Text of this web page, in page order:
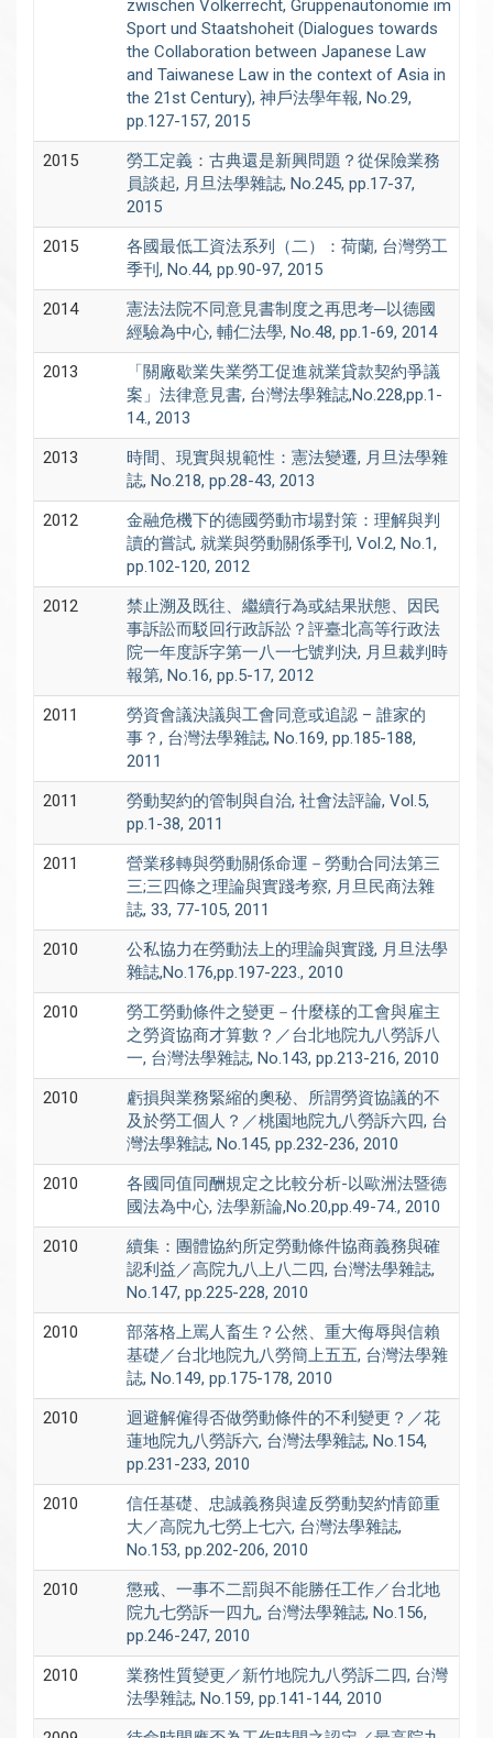
zwischen Volkerrecht, Gruppenautonomie im
Sport und Staatshoheit (Dialogues towards
the Collaboration between Japanese Law
and Taiwanese Law in the context of Asia in
the 21st Century), 神戶法學年報, No.29,
pp.127-157, 2015
2015
勞工定義：古典還是新興問題？從保險業務
員談起, 月旦法學雜誌, No.245, pp.17-37,
2015
2015
各國最低工資法系列（二）：荷蘭, 台灣勞工
季刊, No.44, pp.90-97, 2015
2014
憲法法院不同意見書制度之再思考─以德國
經驗為中心, 輔仁法學, No.48, pp.1-69, 2014
2013
「關廠歇業失業勞工促進就業貸款契約爭議
案」法律意見書, 台灣法學雜誌,No.228,pp.1-
14., 2013
2013
時間、現實與規範性：憲法變遷, 月旦法學雜
誌, No.218, pp.28-43, 2013
2012
金融危機下的德國勞動市場對策：理解與判
讀的嘗試, 就業與勞動關係季刊, Vol.2, No.1,
pp.102-120, 2012
2012
禁止溯及既往、繼續行為或結果狀態、因民
事訴訟而駁回行政訴訟？評臺北高等行政法
院一年度訴字第一八一七號判決, 月旦裁判時
報第, No.16, pp.5-17, 2012
2011
勞資會議決議與工會同意或追認 – 誰家的
事？, 台灣法學雜誌, No.169, pp.185-188,
2011
2011
勞動契約的管制與自治, 社會法評論, Vol.5,
pp.1-38, 2011
2011
營業移轉與勞動關係命運－勞動合同法第三
三;三四條之理論與實踐考察, 月旦民商法雜
誌, 33, 77-105, 2011
2010
公私協力在勞動法上的理論與實踐, 月旦法學
雜誌,No.176,pp.197-223., 2010
2010
勞工勞動條件之變更－什麼樣的工會與雇主
之勞資協商才算數？／台北地院九八勞訴八
一, 台灣法學雜誌, No.143, pp.213-216, 2010
2010
虧損與業務緊縮的奧秘、所謂勞資協議的不
及於勞工個人？／桃園地院九八勞訴六四, 台
灣法學雜誌, No.145, pp.232-236, 2010
2010
各國同值同酬規定之比較分析-以歐洲法暨德
國法為中心, 法學新論,No.20,pp.49-74., 2010
2010
續集：團體協約所定勞動條件協商義務與確
認利益／高院九八上八二四, 台灣法學雜誌,
No.147, pp.225-228, 2010
2010
部落格上罵人畜生？公然、重大侮辱與信賴
基礎／台北地院九八勞簡上五五, 台灣法學雜
誌, No.149, pp.175-178, 2010
2010
迴避解僱得否做勞動條件的不利變更？／花
蓮地院九八勞訴六, 台灣法學雜誌, No.154,
pp.231-233, 2010
2010
信任基礎、忠誠義務與違反勞動契約情節重
大／高院九七勞上七六, 台灣法學雜誌,
No.153, pp.202-206, 2010
2010
懲戒、一事不二罰與不能勝任工作／台北地
院九七勞訴一四九, 台灣法學雜誌, No.156,
pp.246-247, 2010
2010
業務性質變更／新竹地院九八勞訴二四, 台灣
法學雜誌, No.159, pp.141-144, 2010